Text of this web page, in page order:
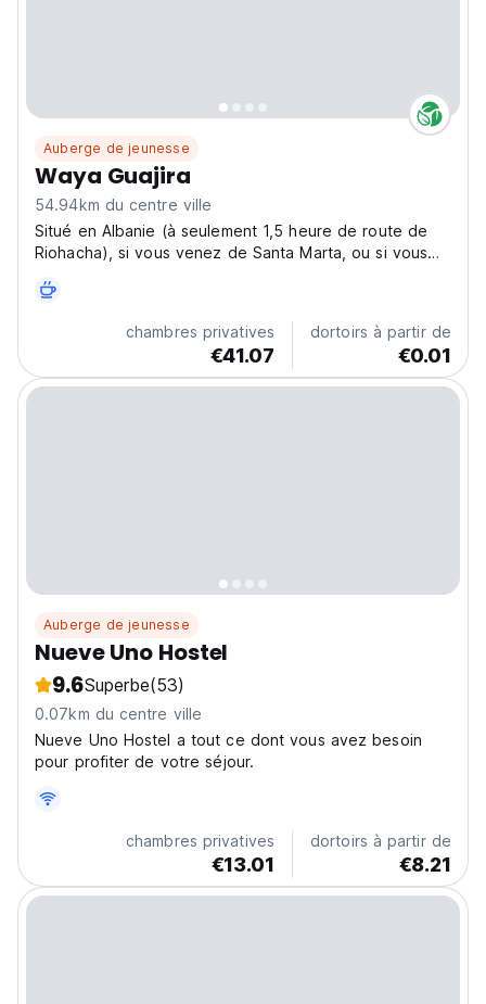
Auberge de jeunesse
Waya Guajira
54.94km du centre ville
Situé en Albanie (à seulement 1,5 heure de route de
Riohacha), si vous venez de Santa Marta, ou si vous
peut être un élément essentiel d'un merveilleux
voyage en voiture. L'hôtel écologique Waya Guajira...
chambres privatives
€41.07
dortoirs à partir de
€0.01
Auberge de jeunesse
Nueve Uno Hostel
9.6Superbe(53)
0.07km du centre ville
Nueve Uno Hostel a tout ce dont vous avez besoin
pour profiter de votre séjour.
chambres privatives
€13.01
dortoirs à partir de
€8.21